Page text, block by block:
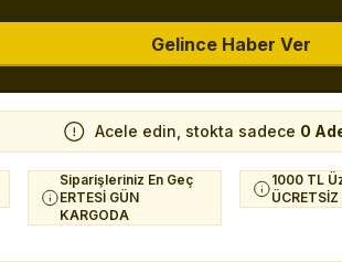
Gelince Haber Ver
Acele edin, stokta sadece 0
Siparişleriniz En Geç
ERTESİ GÜN
KARGODA
1000 TL